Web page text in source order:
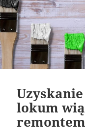
lokum